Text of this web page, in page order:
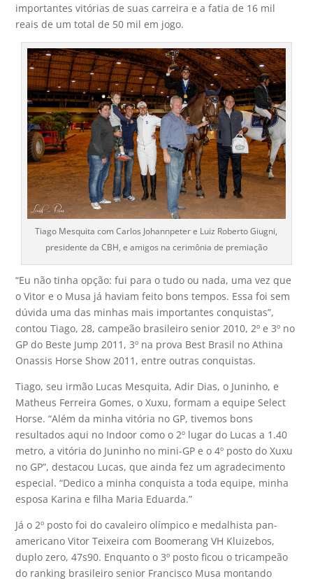
importantes vitórias de suas carreira e a fatia de 16 mil
reais de um total de 50 mil em jogo.
Tiago Mesquita com Carlos Johannpeter e Luiz Roberto Giugni,
presidente da CBH, e amigos na cerimônia de premiação
“Eu não tinha opção: fui para o tudo ou nada, uma vez que
o Vitor e o Musa já haviam feito bons tempos. Essa foi sem
dúvida uma das minhas mais importantes conquistas”,
contou Tiago, 28, campeão brasileiro senior 2010, 2º e 3º no
GP do Beste Jump 2011, 3º na prova Best Brasil no Athina
Onassis Horse Show 2011, entre outras conquistas.
Tiago, seu irmão Lucas Mesquita, Adir Dias, o Juninho, e
Matheus Ferreira Gomes, o Xuxu, formam a equipe Select
Horse. “Além da minha vitória no GP, tivemos bons
resultados aqui no Indoor como o 2º lugar do Lucas a 1.40
metro, a vitória do Juninho no mini-GP e o 4º posto do Xuxu
no GP”, destacou Lucas, que ainda fez um agradecimento
especial. “Dedico a minha conquista a toda equipe, minha
esposa Karina e filha Maria Eduarda.”
Já o 2º posto foi do cavaleiro olímpico e medalhista pan-
americano Vitor Teixeira com Boomerang VH Kluizebos,
duplo zero, 47s90. Enquanto o 3º posto ficou o tricampeão
do ranking brasileiro senior Francisco Musa montando